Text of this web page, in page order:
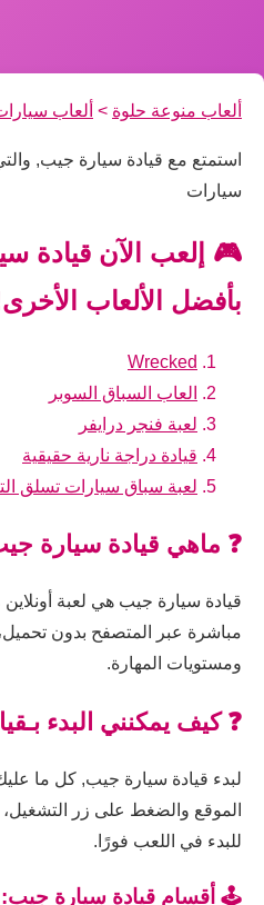
ألعاب منوعة حلوة > ألعاب
استمتع مع قيادة سيارة جيب,
سيارات
🎮 إلعب الآن قيادة
بأفضل الألعاب
Wrecked
العاب السباق السوبر
لعبة فنجر درايفر
قيادة دراجة نارية حقيقية
لعبة سباق سيارات تسلق
❓ ماهي قيادة سيارة
قيادة سيارة جيب هي لعبة
مباشرة عبر المتصفح بدون تحميل،
ومستويات المهارة.
❓ كيف يمكنني البدء
لبدء قيادة سيارة جيب, كل ما
الموقع والضغط على زر التشغيل،
للبدء في اللعب فورًا.
🕹️ أقسام قيادة سيارة جيب: